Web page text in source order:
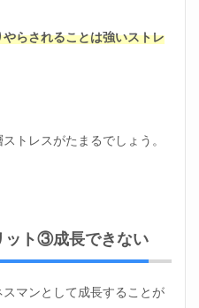
らされることは強いストレ
トレスがたまるでしょう。
ット③成長できない
マンとして成長することが